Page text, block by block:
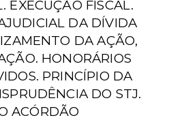
EXECUÇÃO FISCAL.
DA DÍVIDA
DA AÇÃO,
HONORÁRIOS
PRINCÍPIO DA
DO STJ.
ACÓRDÃO